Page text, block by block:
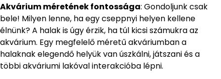
Akvárium méretének fontossága: Gondoljunk csak
bele! Milyen lenne, ha egy cseppnyi helyen kellene
élnünk? A halak is úgy érzik, ha túl kicsi számukra az
akvárium. Egy megfelelő méretű akváriumban a
halaknak elegendő helyük van úszkálni, játszani és a
többi akváriumi lakóval interakcióba lépni.